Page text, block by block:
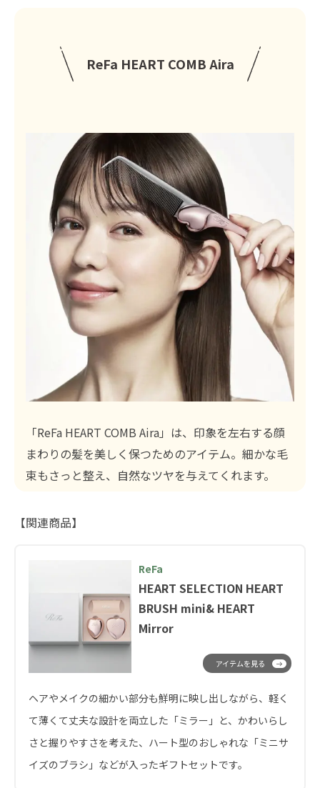
ReFa HEART COMB Aira
「ReFa HEART COMB Aira」は、印象を左右する顔
まわりの髪を美しく保つためのアイテム。細かな毛
束もさっと整え、自然なツヤを与えてくれます。
【関連商品】
HEART SELECTION HEART
BRUSH mini& HEART
Mirror
ReFa
ヘアやメイクの細かい部分も鮮明に映し出しながら、軽く
て薄くて丈夫な設計を両立した「ミラー」と、かわいらし
さと握りやすさを考えた、ハート型のおしゃれな「ミニサ
イズのブラシ」などが入ったギフトセットです。
アイテムを見る